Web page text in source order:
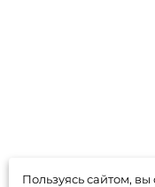
Пользуясь сайтом,